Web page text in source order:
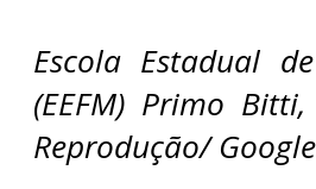
Escola Estadual
(EEFM) Primo
Reprodução/